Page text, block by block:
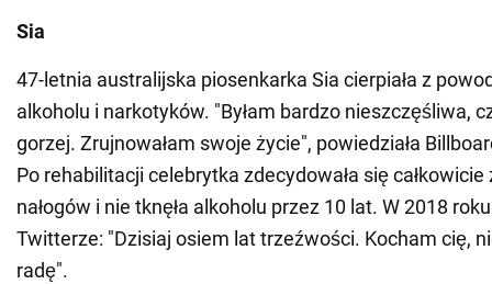
Sia
47-letnia australijska piosenkarka Sia cierpiała z
alkoholu i narkotyków. "Byłam bardzo nieszczęśliwa,
gorzej. Zrujnowałam swoje życie", powiedziała
Po rehabilitacji celebrytka zdecydowała się
nałogów i nie tknęła alkoholu przez 10 lat. W 2018
Twitterze: "Dzisiaj osiem lat trzeźwości. Kocham cię,
radę".